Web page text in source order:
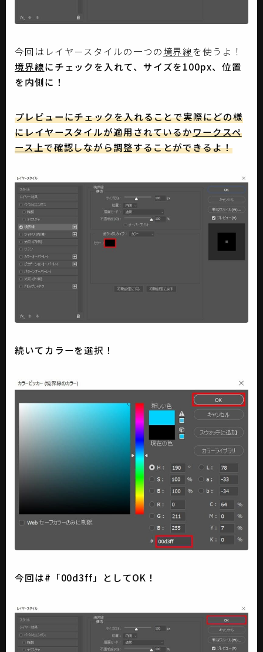
今回はレイヤースタイルの一つの境界線を使うよ！
境界線にチェックを入れて、サイズを100px、位置
を内側に！
プレビューにチェックを入れることで実際にどの様
にレイヤースタイルが適用されているかワークスペ
ース上で確認しながら調整することができるよ！
続いてカラーを選択！
今回は#「00d3ff」としてOK！